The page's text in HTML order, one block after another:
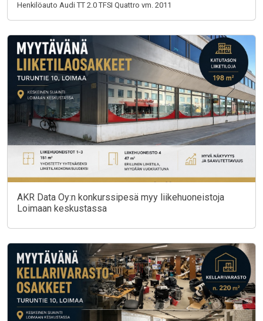
Henkilöauto Audi TT 2.0 TFSI Quattro vm. 2011
AKR Data Oy:n konkurssipesä myy liikehuoneistoja
Loimaan keskustassa